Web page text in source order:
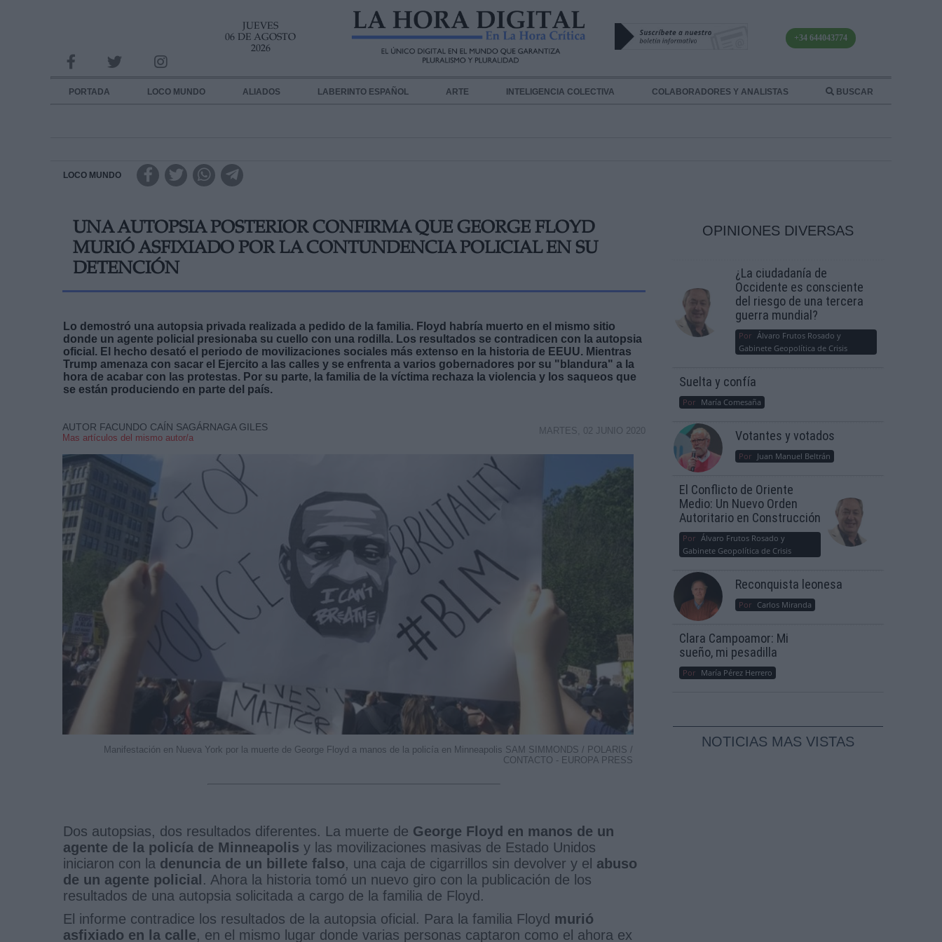
JUEVES
06 DE AGOSTO
2026
+34 644043774
PORTADA LOCO MUNDO ALIADOS LABERINTO ESPAÑOL ARTE INTELIGENCIA COLECTIVA COLABORADORES Y ANALISTAS BUSCAR
LOCO MUNDO
UNA AUTOPSIA POSTERIOR CONFIRMA QUE GEORGE FLOYD
MURIÓ ASFIXIADO POR LA CONTUNDENCIA POLICIAL EN SU
DETENCIÓN
Lo demostró una autopsia privada realizada a pedido de la familia. Floyd habría muerto en el mismo sitio
donde un agente policial presionaba su cuello con una rodilla. Los resultados se contradicen con la autopsia
oficial. El hecho desató el periodo de movilizaciones sociales más extenso en la historia de EEUU. Mientras
Trump amenaza con sacar el Ejercito a las calles y se enfrenta a varios gobernadores por su "blandura" a la
hora de acabar con las protestas. Por su parte, la familia de la víctima rechaza la violencia y los saqueos que
se están produciendo en parte del país.
AUTOR FACUNDO CAÍN SAGÁRNAGA GILES
Mas artículos del mismo autor/a
MARTES, 02 JUNIO 2020
Manifestación en Nueva York por la muerte de George Floyd a manos de la policía en Minneapolis SAM SIMMONDS / POLARIS /
CONTACTO - EUROPA PRESS
Dos autopsias, dos resultados diferentes. La muerte de George Floyd en manos de un
agente de la policía de Minneapolis y las movilizaciones masivas de Estado Unidos
iniciaron con la denuncia de un billete falso, una caja de cigarrillos sin devolver y el abuso
de un agente policial. Ahora la historia tomó un nuevo giro con la publicación de los
resultados de una autopsia solicitada a cargo de la familia de Floyd.
El informe contradice los resultados de la autopsia oficial. Para la familia Floyd murió
asfixiado en la calle, en el mismo lugar donde varias personas captaron como el ahora ex
OPINIONES DIVERSAS
¿La ciudadanía de
Occidente es consciente
del riesgo de una tercera
guerra mundial?
Por Álvaro Frutos Rosado y
Gabinete Geopolítica de Crisis
Suelta y confía
Por María Comesaña
Votantes y votados
Por Juan Manuel Beltrán
El Conflicto de Oriente
Medio: Un Nuevo Orden
Autoritario en Construcción
Por Álvaro Frutos Rosado y
Gabinete Geopolítica de Crisis
Reconquista leonesa
Por Carlos Miranda
Clara Campoamor: Mi
sueño, mi pesadilla
Por María Pérez Herrero
NOTICIAS MAS VISTAS
INFORMACION SOBRE LA PROTECCIÓN DE TUS DATOS
Responsable:
Destinatarios:
link
Información adicional
link